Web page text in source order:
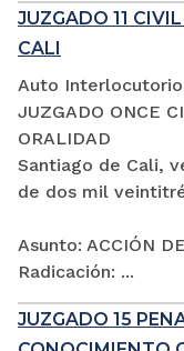
JUZGADO 11
CALI
Auto Interlocutorio
JUZGADO ONCE
ORALIDAD
Santiago de Cali,
de dos mil
Asunto: ACCIÓN
Radicación: ...
JUZGADO 15